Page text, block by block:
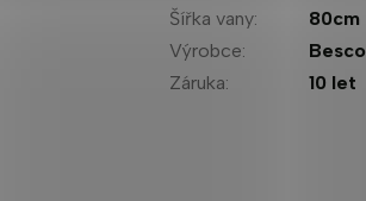
Šířka vany:
80cm
Výrobce:
Besco
Záruka: 10 let